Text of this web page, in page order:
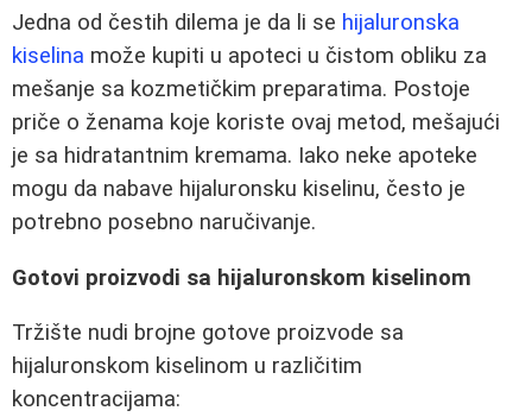
Jedna od čestih dilema je da li se hijaluronska
kiselina može kupiti u apoteci u čistom obliku za
mešanje sa kozmetičkim preparatima. Postoje
priče o ženama koje koriste ovaj metod, mešajući
je sa hidratantnim kremama. Iako neke apoteke
mogu da nabave hijaluronsku kiselinu, često je
potrebno posebno naručivanje.
Gotovi proizvodi sa hijaluronskom kiselinom
Tržište nudi brojne gotove proizvode sa
hijaluronskom kiselinom u različitim
koncentracijama: